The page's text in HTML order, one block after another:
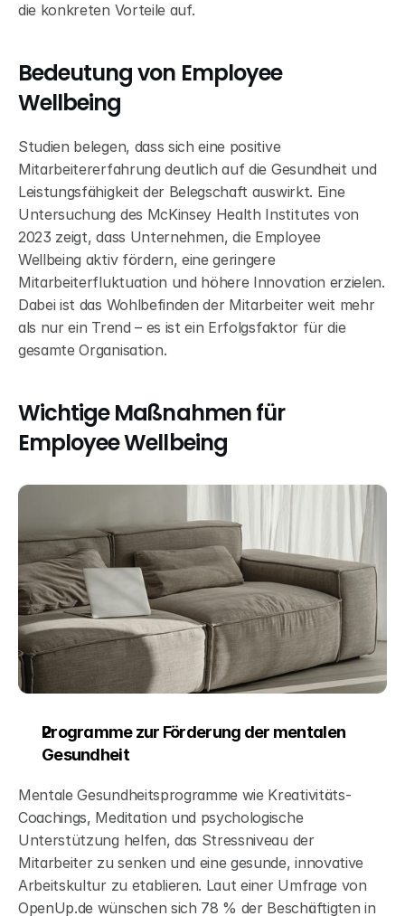
die konkreten Vorteile auf.
Bedeutung von Employee
Wellbeing
Studien belegen, dass sich eine positive
Mitarbeitererfahrung deutlich auf die Gesundheit und
Leistungsfähigkeit der Belegschaft auswirkt. Eine
Untersuchung des McKinsey Health Institutes von
2023 zeigt, dass Unternehmen, die Employee
Wellbeing aktiv fördern, eine geringere
Mitarbeiterfluktuation und höhere Innovation erzielen.
Dabei ist das Wohlbefinden der Mitarbeiter weit mehr
als nur ein Trend – es ist ein Erfolgsfaktor für die
gesamte Organisation.
Wichtige Maßnahmen für
Employee Wellbeing
Programme zur Förderung der mentalen
Gesundheit
Mentale Gesundheitsprogramme wie Kreativitäts-
Coachings, Meditation und psychologische
Unterstützung helfen, das Stressniveau der
Mitarbeiter zu senken und eine gesunde, innovative
Arbeitskultur zu etablieren. Laut einer Umfrage von
OpenUp.de wünschen sich 78 % der Beschäftigten in